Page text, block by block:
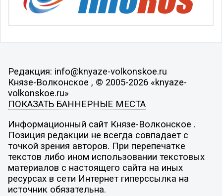
Редакция: info@knyaze-volkonskoe.ru
Князе-Волконское , © 2005-2026 «knyaze-
volkonskoe.ru»
ПОКАЗАТЬ БАННЕРНЫЕ МЕСТА
Информационный сайт Князе-Волконское .
Позиция редакции не всегда совпадает с
точкой зрения авторов. При перепечатке
текстов либо ином использовании текстовых
материалов с настоящего сайта на иных
ресурсах в сети Интернет гиперссылка на
источник обязательна.